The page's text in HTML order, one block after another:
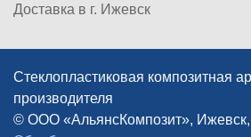
Доставка в г. Ижевск
Стеклопластиковая композитная
производителя
© ООО «АльянсКомпозит»,